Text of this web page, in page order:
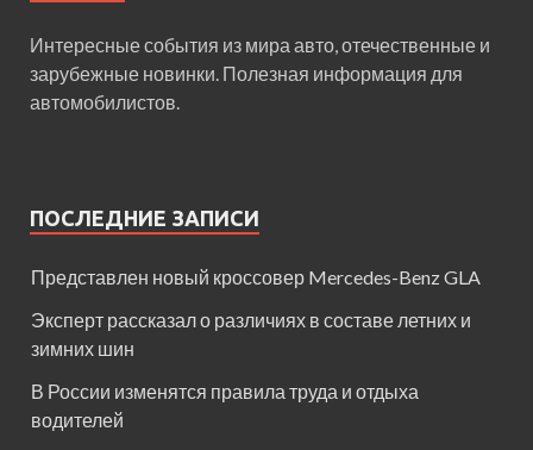
Интересные события из мира авто, отечественные и
зарубежные новинки. Полезная информация для
автомобилистов.
ПОСЛЕДНИЕ ЗАПИСИ
Представлен новый кроссовер Mercedes-Benz GLA
Эксперт рассказал о различиях в составе летних и
зимних шин
В России изменятся правила труда и отдыха
водителей